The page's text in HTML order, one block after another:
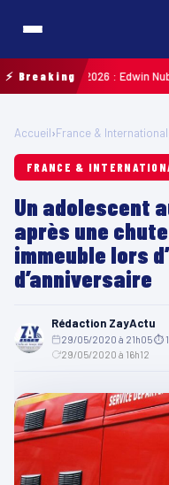
⚡ Breaking2026 : Edwin Nubul
Accueil›France &
FRANCE &
Un adolescent
après une
immeuble lors
d’anniversaire
Rédaction ZayActu
29/05/2020 à 21h05⏱
29/05/2020 à 16h12